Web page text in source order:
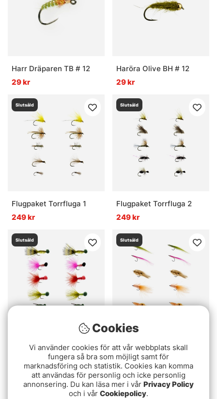
Harr Dräparen TB # 12
29 kr
Haröra Olive BH # 12
29 kr
Slutsåld
Flugpaket Torrfluga 1
249 kr
Slutsåld
Flugpaket Torrfluga 2
249 kr
Slutsåld
249 kr
Slutsåld
299 kr
Slutsåld Slutsåld
Cookies
Vi använder cookies för att vår webbplats skall
fungera så bra som möjligt samt för
marknadsföring och statistik. Cookies kan komma
att användas för personlig och icke personlig
annonsering. Du kan läsa mer i vår Privacy Policy
och i vår Cookiepolicy.